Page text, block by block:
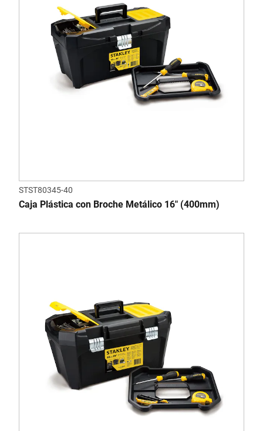
STST80345-40
Caja Plástica con Broche Metálico 16" (400mm)